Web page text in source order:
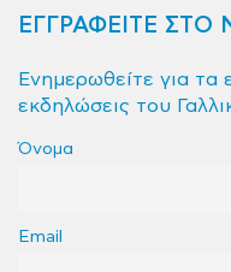
ΕΓΓΡΑΦΕΙΤΕ ΣΤΟ
Ενημερωθείτε για τα
εκδηλώσεις του
Όνομα
Email